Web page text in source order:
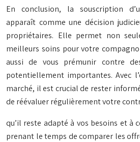
En conclusion, la souscription
apparaît comme une décision
propriétaires. Elle permet non
meilleurs soins pour votre
aussi de vous prémunir contre
potentiellement importantes. Avec
marché, il est crucial de rester
de réévaluer régulièrement votre
qu’il reste adapté à vos besoins et à
prenant le temps de comparer les